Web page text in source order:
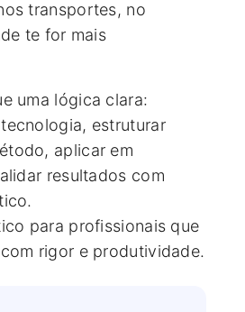
transportes, no
te for mais
uma lógica clara:
estruturar
aplicar em
resultados com
para profissionais que
rigor e produtividade.